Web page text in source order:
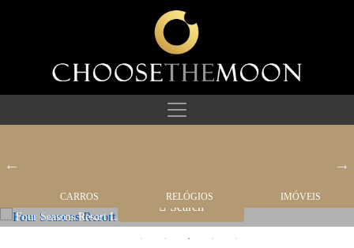
CARROS RELÓGIOS IMÓVEIS
Four Seasons Resort Lanai
HOTEIS
Search